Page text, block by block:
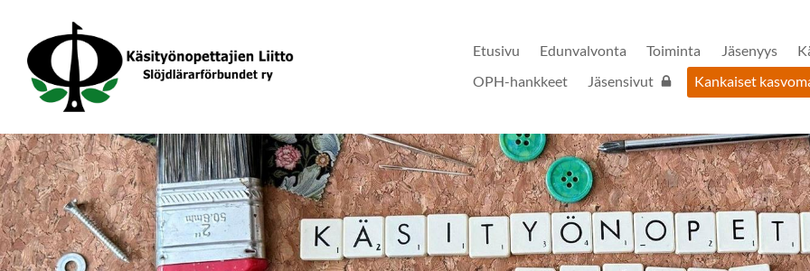
sivun
sisältöön
Käsityönopettajien Liitto
Etusivu Edunvalvonta Toiminta Jäsenyys
OPH-hankkeet
Jäsensivut Kankaiset